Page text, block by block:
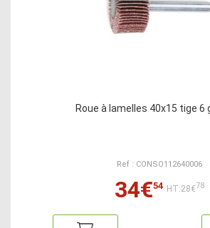
Roue à lamelles 40x15 tige 6
Ref : CONSO112640006
34€54 HT:28€78